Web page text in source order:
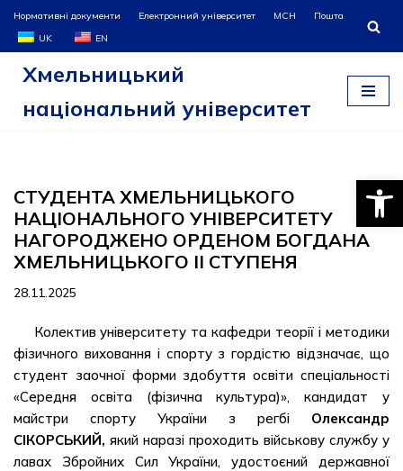
Перейти
до
Нормативні документи Електронний університет МСН
Пошта
UK
EN
Хмельницький
національний університет
СТУДЕНТА ХМЕЛЬНИЦЬКОГО
НАЦІОНАЛЬНОГО УНІВЕРСИТЕТУ
НАГОРОДЖЕНО ОРДЕНОМ БОГДАНА
ХМЕЛЬНИЦЬКОГО ІІ СТУПЕНЯ
28.11.2025
Колектив університету та кафедри теорії і методики
фізичного виховання і спорту з гордістю відзначає, що
студент заочної форми здобуття освіти спеціальності
«Середня освіта (фізична культура)», кандидат у
майстри спорту України з регбі Олександр
СІКОРСЬКИЙ, який наразі проходить військову службу у
лавах Збройних Сил України, удостоєний державної